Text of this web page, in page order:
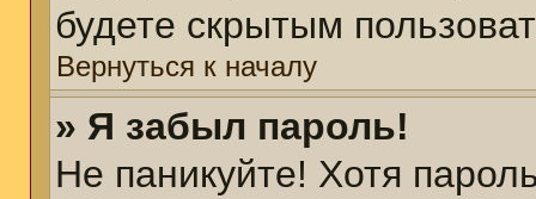
будете скрытым
Вернуться к началу
» Я забыл пароль!
Не паникуйте! Хотя